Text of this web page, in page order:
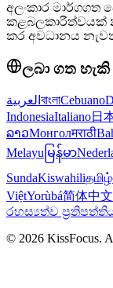
අලංකාර
කළබලකාරීත්වයක්
කර අවධානය
ලබා ගත හැකි
العربية বাংলাCebuano
IndonesiaItaliano日
ລາວМонголमराठी
Melayu မြန်မာ
SundaKiswahiliதமிழ்
ViệtYorùbá简体中文
රහස්‍යත්ව
© 2026 KissFocus.